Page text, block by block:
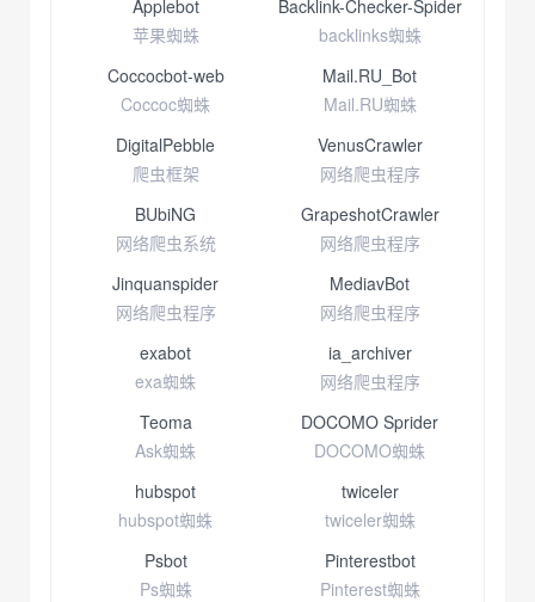
Applebot
苹果蜘蛛
Backlink-Checker-Spider
backlinks蜘蛛
Coccocbot-web
Coccoc蜘蛛
Mail.RU_Bot
Mail.RU蜘蛛
DigitalPebble
爬虫框架
VenusCrawler
网络爬虫程序
BUbiNG
网络爬虫系统
GrapeshotCrawler
网络爬虫程序
Jinquanspider
网络爬虫程序
MediavBot
网络爬虫程序
exabot
exa蜘蛛
ia_archiver
网络爬虫程序
Teoma
Ask蜘蛛
DOCOMO Sprider
DOCOMO蜘蛛
hubspot
hubspot蜘蛛
twiceler
twiceler蜘蛛
Psbot
Ps蜘蛛
Pinterestbot
Pinterest蜘蛛